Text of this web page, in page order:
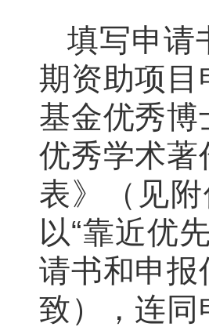
填写申请
期资助项目
基金优秀
优秀学术著
表》（见
以“靠近优
请书和申报
致），连同